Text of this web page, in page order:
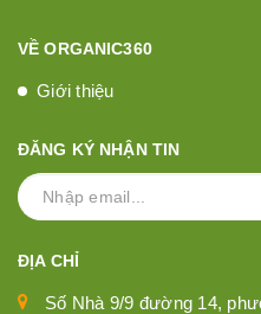
VỀ ORGANIC360
Giới thiệu
ĐĂNG KÝ NHẬN TIN
ĐỊA CHỈ
Số Nhà 9/9 đường 14,